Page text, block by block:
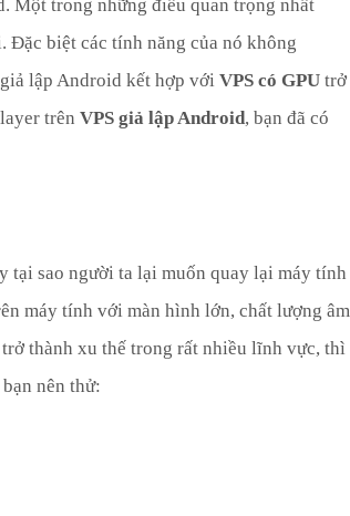
Một trong những điều quan trọng nhất
Đặc biệt các tính năng của nó không
lập Android kết hợp với VPS có GPU trở
trên VPS giả lập Android, bạn đã có
tại sao người ta lại muốn quay lại máy tính
máy tính với màn hình lớn, chất lượng âm
thành xu thế trong rất nhiều lĩnh vực, thì
nên thử: